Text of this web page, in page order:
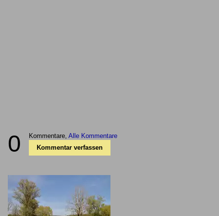
0 Kommentare, Alle Kommentare
Kommentar verfassen